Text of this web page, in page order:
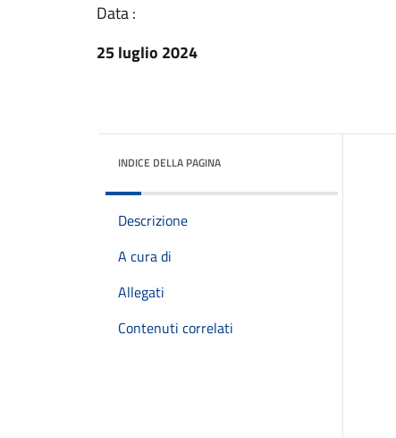
Data :
25 luglio 2024
INDICE DELLA PAGINA
Descrizione
A cura di
Allegati
Contenuti correlati